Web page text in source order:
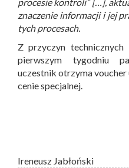
znaczenie informacji i jej
tych procesach.
Z przyczyn
pierwszym tygodniu
uczestnik otrzyma
cenie specjalnej.
Ireneusz Jabłoński